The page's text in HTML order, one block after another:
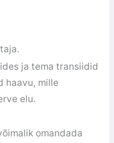
ja tema transiidid
haavu, mille
elu.
omandada